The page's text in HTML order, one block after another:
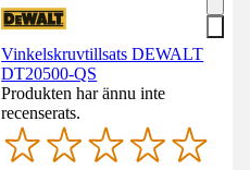
Vinkelskruvtillsats DEWALT
DT20500-QS
Produkten har ännu inte
recenserats.